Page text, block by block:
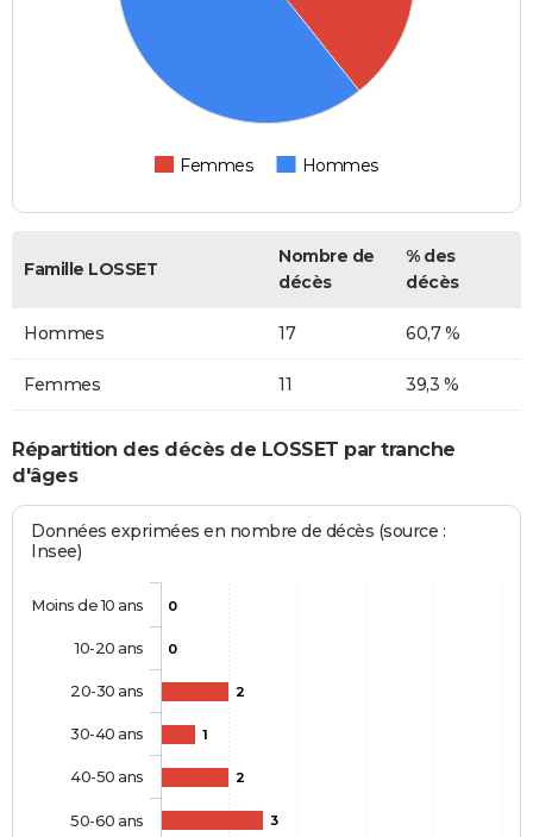
Femmes Hommes
Famille LOSSET
Nombre de
décès
% des
décès
Hommes 17 60,7 %
Femmes 11 39,3 %
Répartition des décès de LOSSET par tranche
d'âges
Données exprimées en nombre de décès (source :
Insee)
0
0
2
1
2
3
Moins de 10 ans
10-20 ans
20-30 ans
30-40 ans
40-50 ans
50-60 ans